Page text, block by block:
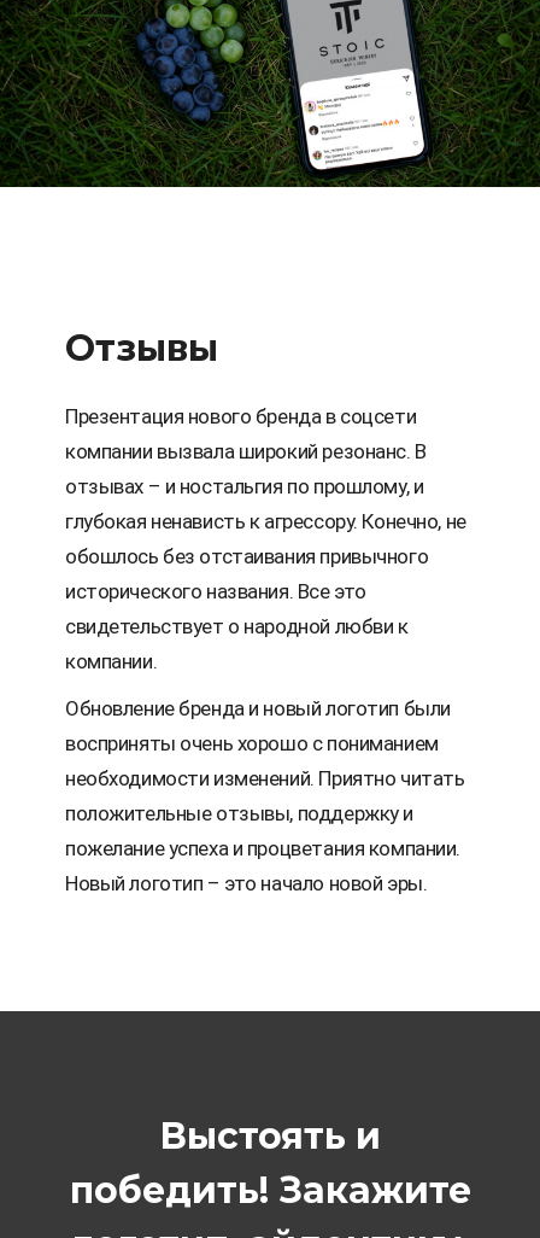
Отзывы
Презентация нового бренда в соцсети
компании вызвала широкий резонанс. В
отзывах – и ностальгия по прошлому, и
глубокая ненависть к агрессору. Конечно, не
обошлось без отстаивания привычного
исторического названия. Все это
свидетельствует о народной любви к
компании.
Обновление бренда и новый логотип были
восприняты очень хорошо с пониманием
необходимости изменений. Приятно читать
положительные отзывы, поддержку и
пожелание успеха и процветания компании.
Новый логотип – это начало новой эры.
Выстоять и
победить! Закажите